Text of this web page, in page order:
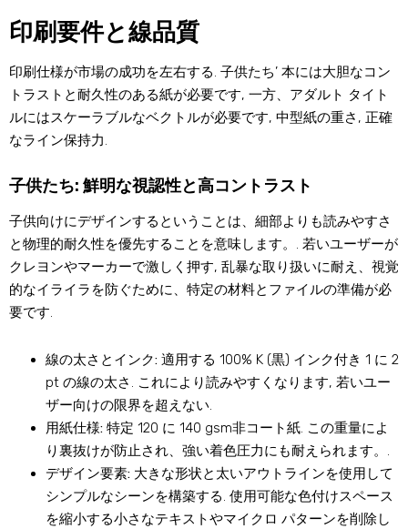
印刷要件と線品質
印刷仕様が市場の成功を左右する. 子供たち’ 本には大胆なコン
トラストと耐久性のある紙が必要です, 一方、アダルト タイト
ルにはスケーラブルなベクトルが必要です, 中型紙の重さ, 正確
なライン保持力.
子供たち: 鮮明な視認性と高コントラスト
子供向けにデザインするということは、細部よりも読みやすさ
と物理的耐久性を優先することを意味します。. 若いユーザーが
クレヨンやマーカーで激しく押す, 乱暴な取り扱いに耐え、視覚
的なイライラを防ぐために、特定の材料とファイルの準備が必
要です.
線の太さとインク: 適用する 100% K (黒) インク付き 1 に 2
pt の線の太さ. これにより読みやすくなります, 若いユー
ザー向けの限界を超えない.
用紙仕様: 特定 120 に 140 gsm非コート紙. この重量によ
り裏抜けが防止され、強い着色圧力にも耐えられます。.
デザイン要素: 大きな形状と太いアウトラインを使用して
シンプルなシーンを構築する. 使用可能な色付けスペース
を縮小する小さなテキストやマイクロ パターンを削除し